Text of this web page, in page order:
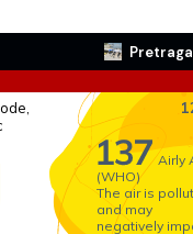
Pretraga